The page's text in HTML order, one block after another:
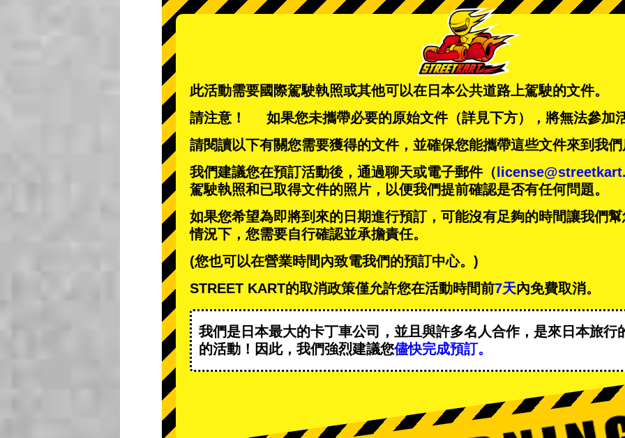
此活動需要國際駕駛執照或其他可以在日本公共道路上駕駛的文件。
請注意！ 如果您未攜帶必要的原始文件（詳見下方），將無法參加
請閱讀以下有關您需要獲得的文件，並確保您能攜帶這些文件來到我
我們建議您在預訂活動後，通過聊天或電子郵件（
駕駛執照和已取得文件的照片，以便我們提前確認是否有任何問題。
如果您希望為即將到來的日期進行預訂，可能沒有足夠的時間讓我們
情況下，您需要自行確認並承擔責任。
(您也可以在營業時間內致電我們的預訂中心。)
STREET KART的取消政策僅允許您在活動時間前7天內免費取消。
我們是日本最大的卡丁車公司，並且與許多名人合作，是來日本旅行
的活動 ！因此，我們強烈建議您儘快完成預訂。